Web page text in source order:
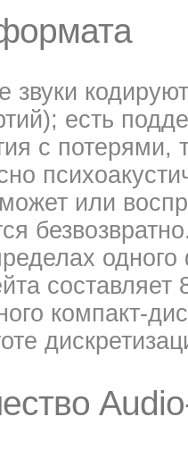
звуки
есть
с потерями,
или
компакт-